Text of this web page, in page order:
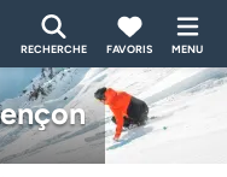
RECHERCHE FAVORIS MENU